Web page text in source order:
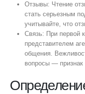
Отзывы: Чтение
стать серьезным
учитывайте, что
Связь: При первой
представителем
общения.
вопросы — признак